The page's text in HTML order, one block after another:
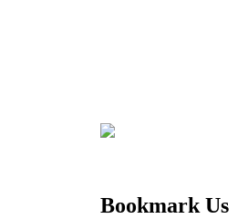
Bookmark Us